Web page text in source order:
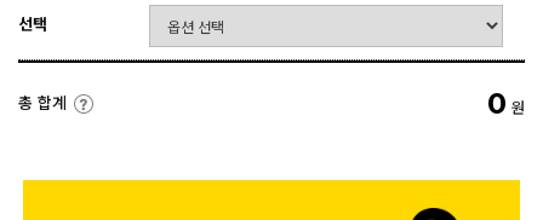
선택
총 합계 0 원